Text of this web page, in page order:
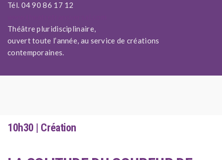
Tél. 04 90 86 17 12
Théâtre pluridisciplinaire,
ouvert toute l’année, au service de créations
contemporaines.
10h30 | Création